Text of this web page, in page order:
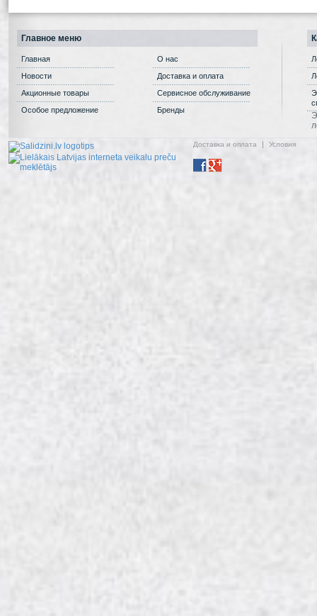
Главное меню
Главная
Новости
Акционные товары
Особое предложение
О нас
Доставка и оплата
Сервисное обслуживание
Бренды
Доставка и оплата Условия